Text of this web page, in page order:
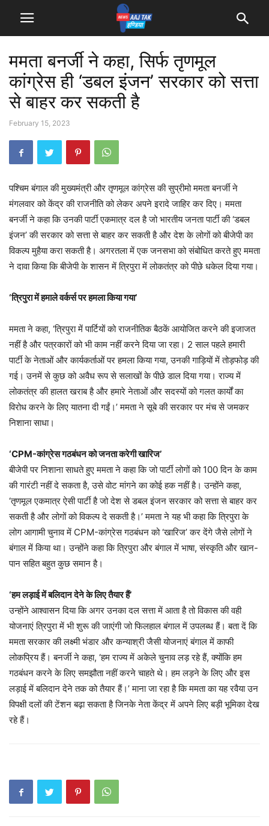
ममता बनर्जी ने कहा, सिर्फ तृणमूल
कांग्रेस ही ‘डबल इंजन’ सरकार को सत्ता
से बाहर कर सकती है
February 15, 2023
पश्चिम बंगाल की मुख्यमंत्री और तृणमूल कांग्रेस की सुप्रीमो ममता बनर्जी ने
मंगलवार को केंद्र की राजनीति को लेकर अपने इरादे जाहिर कर दिए। ममता
बनर्जी ने कहा कि उनकी पार्टी एकमात्र दल है जो भारतीय जनता पार्टी की ‘डबल
इंजन’ की सरकार को सत्ता से बाहर कर सकती है और देश के लोगों को बीजेपी का
विकल्प मुहैया करा सकती है। अगरतला में एक जनसभा को संबोधित करते हुए ममता
ने दावा किया कि बीजेपी के शासन में त्रिपुरा में लोकतंत्र को पीछे धकेल दिया गया।
‘त्रिपुरा में हमाले वर्कर्स पर हमला किया गया’
ममता ने कहा, ‘त्रिपुरा में पार्टियों को राजनीतिक बैठकें आयोजित करने की इजाजत
नहीं है और पत्रकारों को भी काम नहीं करने दिया जा रहा। 2 साल पहले हमारी
पार्टी के नेताओं और कार्यकर्ताओं पर हमला किया गया, उनकी गाड़ियों में तोड़फोड़ की
गई। उनमें से कुछ को अवैध रूप से सलाखों के पीछे डाल दिया गया। राज्य में
लोकतंत्र की हालत खराब है और हमारे नेताओं और सदस्यों को गलत कार्यों का
विरोध करने के लिए यातना दी गईं।’ ममता ने सूबे की सरकार पर मंच से जमकर
निशाना साधा।
‘CPM-कांग्रेस गठबंधन को जनता करेगी खारिज’
बीजेपी पर निशाना साधते हुए ममता ने कहा कि जो पार्टी लोगों को 100 दिन के काम
की गारंटी नहीं दे सकता है, उसे वोट मांगने का कोई हक नहीं है। उन्होंने कहा,
‘तृणमूल एकमात्र ऐसी पार्टी है जो देश से डबल इंजन सरकार को सत्ता से बाहर कर
सकती है और लोगों को विकल्प दे सकती है।’ ममता ने यह भी कहा कि त्रिपुरा के
लोग आगामी चुनाव में CPM-कांग्रेस गठबंधन को ‘खारिज’ कर देंगे जैसे लोगों ने
बंगाल में किया था। उन्होंने कहा कि त्रिपुरा और बंगाल में भाषा, संस्कृति और खान-
पान सहित बहुत कुछ समान है।
‘हम लड़ाई में बलिदान देने के लिए तैयार हैं’
उन्होंने आश्वासन दिया कि अगर उनका दल सत्ता में आता है तो विकास की वही
योजनाएं त्रिपुरा में भी शुरू की जाएंगी जो फिलहाल बंगाल में उपलब्ध हैं। बता दें कि
ममता सरकार की लक्ष्मी भंडार और कन्याश्री जैसी योजनाएं बंगाल में काफी
लोकप्रिय हैं। बनर्जी ने कहा, ‘हम राज्य में अकेले चुनाव लड़ रहे हैं, क्योंकि हम
गठबंधन करने के लिए समझौता नहीं करने चाहते थे। हम लड़ने के लिए और इस
लड़ाई में बलिदान देने तक को तैयार हैं।’ माना जा रहा है कि ममता का यह रवैया उन
विपक्षी दलों की टेंशन बढ़ा सकता है जिनके नेता केंद्र में अपने लिए बड़ी भूमिका देख
रहे हैं।